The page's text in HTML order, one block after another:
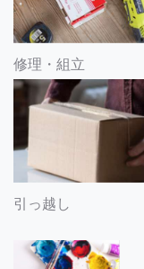
修理・組立
引っ越し